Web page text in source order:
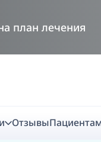
план лечения
Отзывы